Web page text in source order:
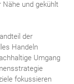
Nähe und gekühlt
der
Handeln
Umgang
fokussieren